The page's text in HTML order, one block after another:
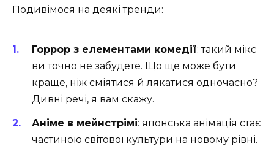
Подивімося на деякі тренди:
Горрор з елементами комедії: такий мікс
ви точно не забудете. Що ще може бути
краще, ніж сміятися й лякатися одночасно?
Дивні речі, я вам скажу.
Аніме в мейнстрімі: японська анімація стає
частиною світової культури на новому рівні.